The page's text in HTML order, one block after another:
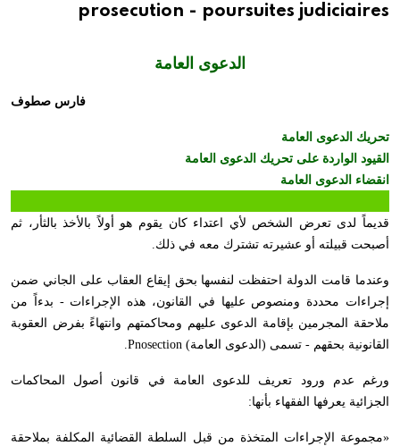
prosecution - poursuites judiciaires
الدعوى العامة
فارس صطوف
تحريك الدعوى العامة
القيود الواردة على تحريك الدعوى العامة
انقضاء الدعوى العامة
قديماً لدى تعرض الشخص لأي اعتداء كان يقوم هو أولاً بالأخذ بالثأر، ثم
أصبحت قبيلته أو عشيرته تشترك معه في ذلك.
وعندما قامت الدولة احتفظت لنفسها بحق إيقاع العقاب على الجاني ضمن
إجراءات محددة ومنصوص عليها في القانون، هذه الإجراءات - بدءاً من
ملاحقة المجرمين بإقامة الدعوى عليهم ومحاكمتهم وانتهاءً بفرض العقوبة
القانونية بحقهم - تسمى (الدعوى العامة) Pnosection
.
ورغم عدم ورود تعريف للدعوى العامة في قانون أصول المحاكمات
الجزائية يعرفها الفقهاء بأنها:
«مجموعة الإجراءات المتخذة من قبل السلطة القضائية المكلفة بملاحقة